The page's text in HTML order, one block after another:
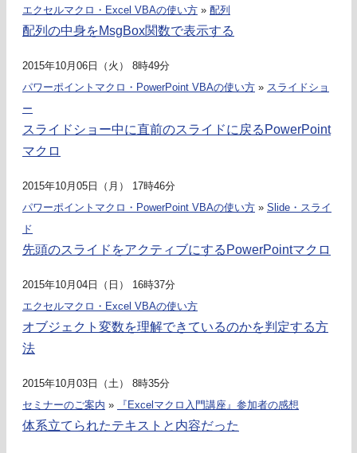
エクセルマクロ・Excel VBAの使い方 » 配列
配列の中身をMsgBox関数で表示する
2015年10月06日（火） 8時49分
パワーポイントマクロ・PowerPoint VBAの使い方 » スライドショ
ー
スライドショー中に直前のスライドに戻るPowerPoint
マクロ
2015年10月05日（月） 17時46分
パワーポイントマクロ・PowerPoint VBAの使い方 » Slide・スライ
ド
先頭のスライドをアクティブにするPowerPointマクロ
2015年10月04日（日） 16時37分
エクセルマクロ・Excel VBAの使い方
オブジェクト変数を理解できているのかを判定する方
法
2015年10月03日（土） 8時35分
セミナーのご案内 » 『Excelマクロ入門講座』参加者の感想
体系立てられたテキストと内容だった